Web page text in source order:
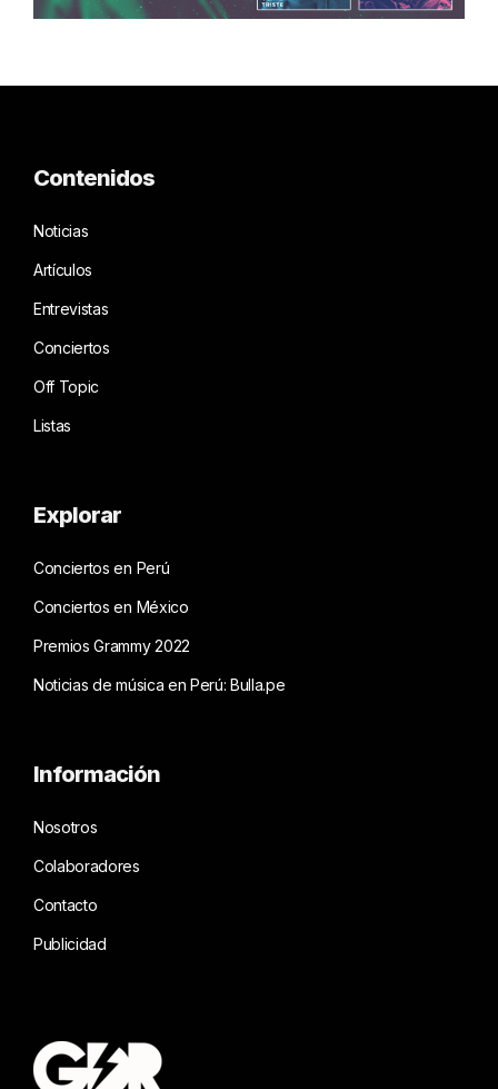
Contenidos
Noticias
Artículos
Entrevistas
Conciertos
Off Topic
Listas
Explorar
Conciertos en Perú
Conciertos en México
Premios Grammy 2022
Noticias de música en Perú: Bulla.pe
Información
Nosotros
Colaboradores
Contacto
Publicidad